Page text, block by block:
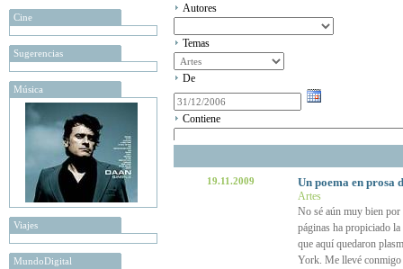
Cine
Sugerencias
Música
Viajes
MundoDigital
Autores
Temas
De
Contiene
19.11.2009 Un poema en prosa
Artes
No sé aún muy bien por
páginas ha propiciado
que aquí quedaron
York. Me llevé conmigo